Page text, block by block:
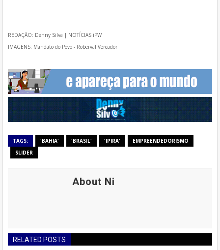
REDAÇÃO: Denny Silva | NOTÍCIAS iPW
IMAGENS: Mandato do Povo - Roberval Vereador
TAGS: 'BAHIA' 'BRASIL' 'IPIRA'
EMPREENDEDORISMO
SLIDER
About Ni
RELATED POSTS